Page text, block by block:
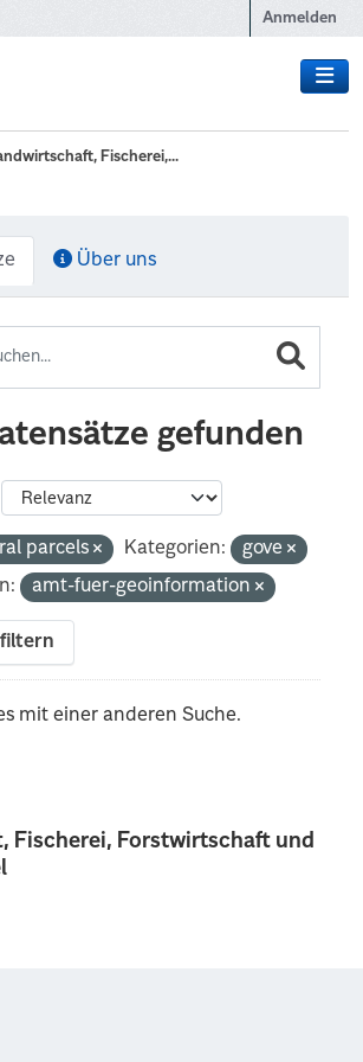
Anmelden
Fischerei,...
Fischerei, Forstwirtschaft und
Über uns
gefunden
parcels Kategorien:
gove
amt-fuer-geoinformation
filtern
mit einer anderen Suche.